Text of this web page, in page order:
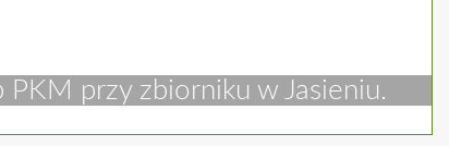
PKM przy zbiorniku w Jasieniu.